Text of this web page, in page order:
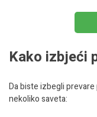
Kako izbjeći
Da biste izbegli
nekoliko saveta: